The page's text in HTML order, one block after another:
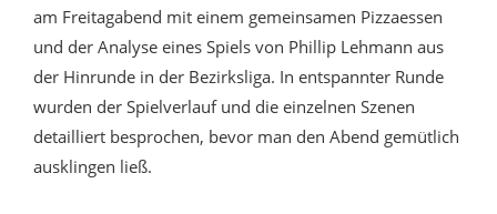
am Freitagabend mit einem gemeinsamen Pizzaessen
und der Analyse eines Spiels von Phillip Lehmann aus
der Hinrunde in der Bezirksliga. In entspannter Runde
wurden der Spielverlauf und die einzelnen Szenen
detailliert besprochen, bevor man den Abend gemütlich
ausklingen ließ.